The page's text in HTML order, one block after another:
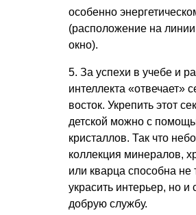
особенно
(расположение на
окно).
5. За успехи в учебе и
интеллекта «отвечает»
восток. Укрепить этот
детской можно с
кристаллов. Так что
коллекция минералов,
или кварца способна не
украсить интерьер, но и
добрую службу.